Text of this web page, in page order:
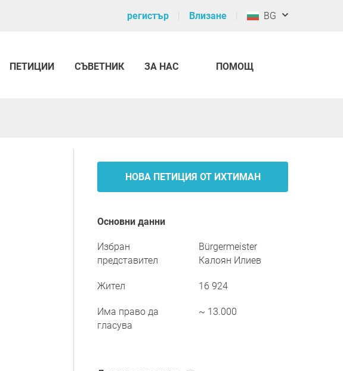
регистър Влизане BG
ПЕТИЦИИ СЪВЕТНИК ЗА НАС ПОМОЩ
НОВА ПЕТИЦИЯ ОТ ИХТИМАН
Основни данни
Избран
представител
Bürgermeister
Калоян Илиев
Жител 16 924
Има право да
гласува
~ 13.000